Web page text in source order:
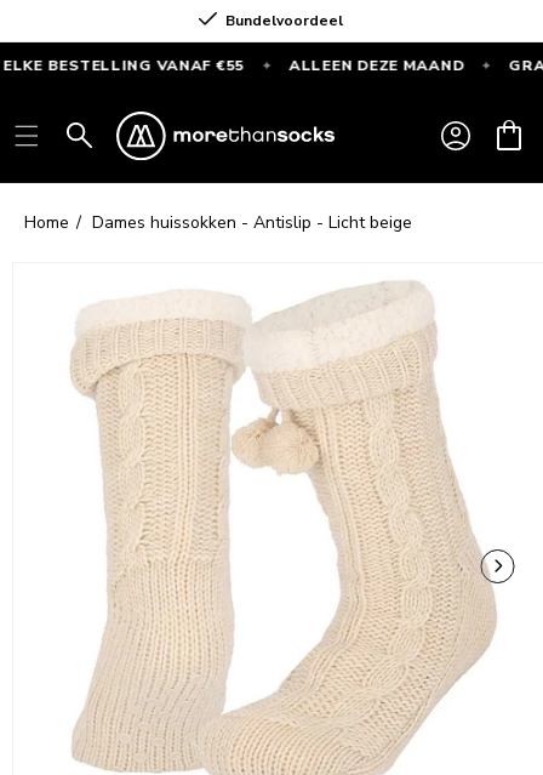
content
Bundelvoordeel
VANAF €55 ✦ ALLEEN DEZE MAAND ✦ GRATIS
SPORTSOKKEN
bij
elke
bestelling
Inloggen
Home Dames huissokken - Antislip - Licht beige
productinformatie